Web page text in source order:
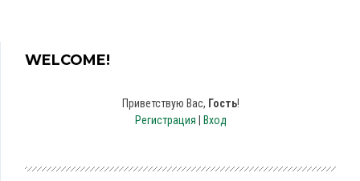
WELCOME!
Приветствую Вас, Гость!
Регистрация
Вход